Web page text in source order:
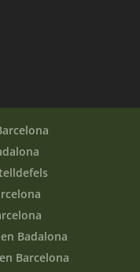
Badalona
Barcelona